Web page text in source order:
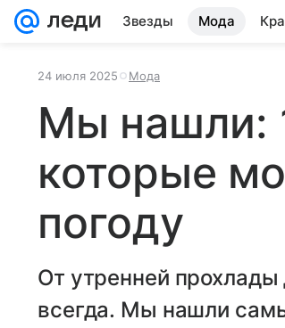
Звезды Мода
24 июля 2025 Мода
Мы нашли:
которые
погоду
От утренней прохлады
всегда. Мы нашли